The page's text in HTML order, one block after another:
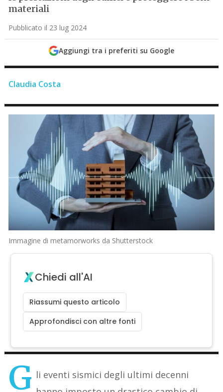
materiali
Pubblicato il 23 lug 2024
Aggiungi tra i preferiti su Google
Claudia Costa
Immagine di metamorworks da Shutterstock
Chiedi all'AI
Riassumi questo articolo
Approfondisci con altre fonti
G li eventi sismici degli ultimi decenni